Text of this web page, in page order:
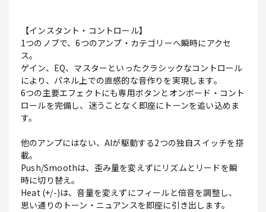
【インスタント・コントロール】
1つのノブで、6つのアンプ・カテゴリーへ瞬時にアクセ
ス。
ゲイン、EQ、マスターといったクラシックなコントロール
により、パネル上での直感的な音作りを実現します。
6つの主要エフェクトにも専用ボタンとオンボード・コント
ロールを完備し、迷うことなく即座にトーンを追い込めま
す。
他のアンプにはない、AIが駆動する2つの独自スイッチを搭
載。
Push/Smoothは、歪み量を変えずにリズムとリードを瞬
時に切り替え。
Heat (+/-)は、音量を変えずにフィールと倍音を調整し、
思い通りのトーン・ニュアンスを即座に引き出します。